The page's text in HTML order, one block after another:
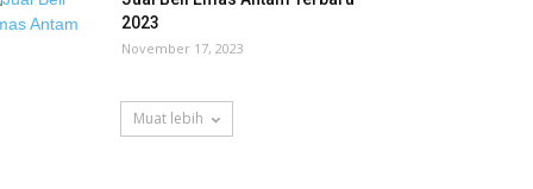
2023
November 17, 2023
Muat lebih